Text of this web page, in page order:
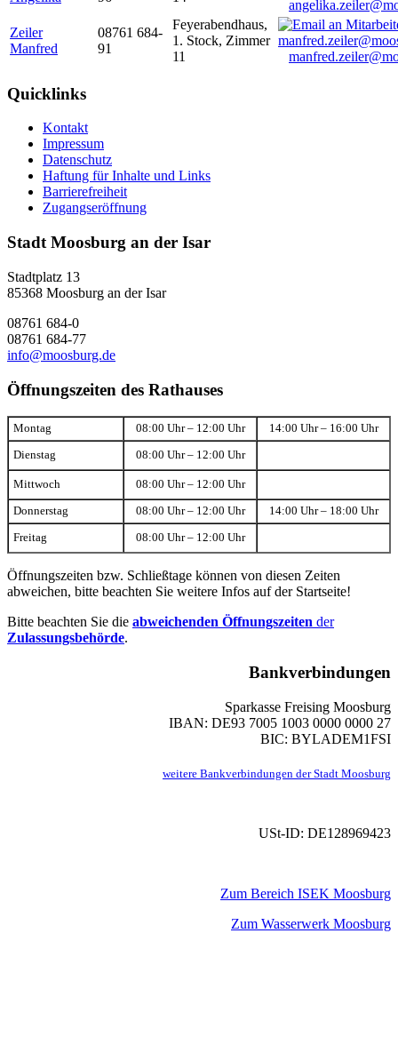
Zeiler
Manfred
08761 684-
91
Feyerabendhaus,
1. Stock, Zimmer
11
Quicklinks
Kontakt
Impressum
Datenschutz
Haftung für Inhalte und Links
Barrierefreiheit
Zugangseröffnung
Stadt Moosburg an der Isar
Stadtplatz 13
85368 Moosburg an der Isar
08761 684-0
08761 684-77
info@moosburg.de
Öffnungszeiten des Rathauses
Montag 08:00 Uhr – 12:00 Uhr 14:00 Uhr – 16:00 Uhr
Dienstag 08:00 Uhr – 12:00 Uhr
Mittwoch 08:00 Uhr – 12:00 Uhr
Donnerstag 08:00 Uhr – 12:00 Uhr 14:00 Uhr – 18:00 Uhr
Freitag 08:00 Uhr – 12:00 Uhr
Öffnungszeiten bzw. Schließtage können von diesen Zeiten
abweichen, bitte beachten Sie weitere Infos auf der Startseite!
Bitte beachten Sie die abweichenden Öffnungszeiten der
Zulassungsbehörde.
Bankverbindungen
Sparkasse Freising Moosburg
IBAN: DE93 7005 1003 0000 0000 27
BIC: BYLADEM1FSI
weitere Bankverbindungen der Stadt Moosburg
USt-ID: DE128969423
Zum Bereich ISEK Moosburg
Zum Wasserwerk Moosburg